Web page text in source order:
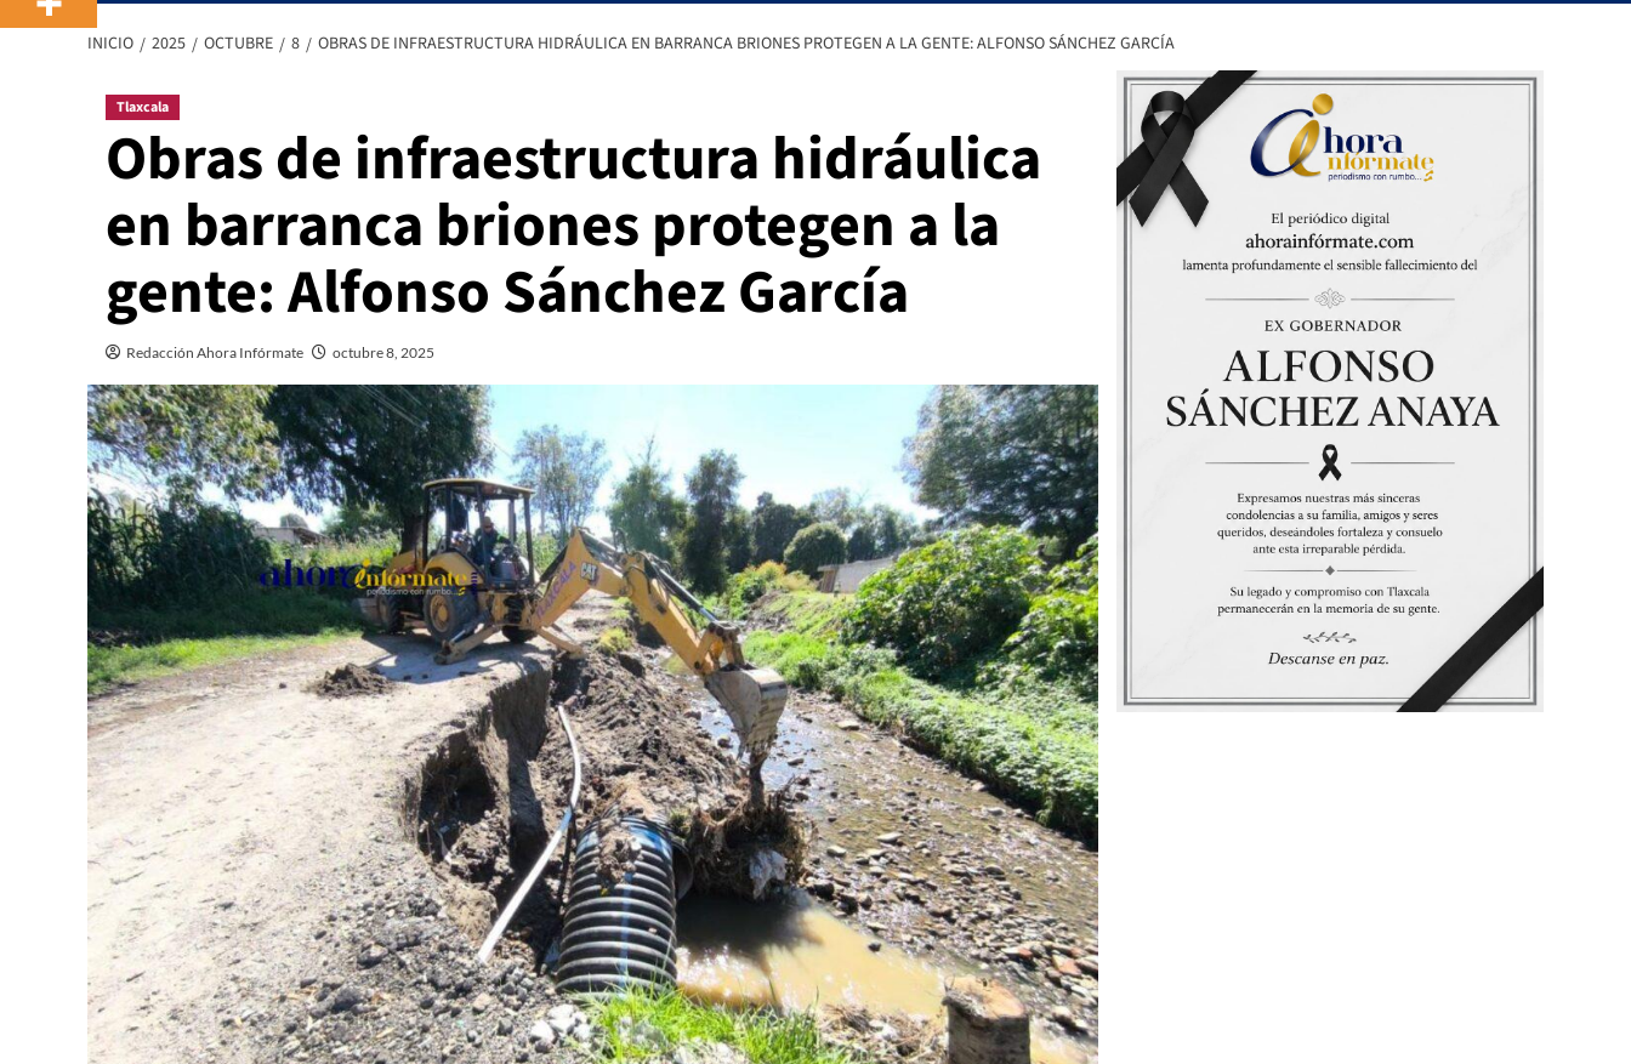
INICIO 2025 OCTUBRE 8 OBRAS DE INFRAESTRUCTURA HIDRÁULICA EN BARRANCA BRIONES PROTEGEN A LA GENTE: ALFONSO SÁNCHEZ GARCÍA
Tlaxcala
Obras de infraestructura hidráulica
en barranca briones protegen a la
gente: Alfonso Sánchez García
Redacción Ahora Infórmate octubre 8, 2025